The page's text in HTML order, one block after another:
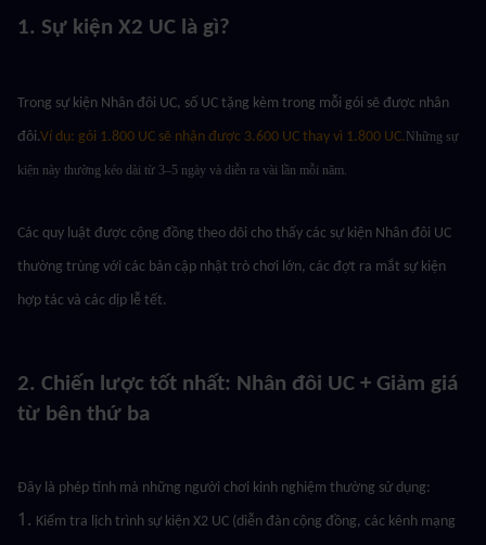
1. Sự kiện X2 UC là gì?
Trong sự kiện Nhân đôi UC, số UC tặng kèm trong mỗi gói sẽ được nhân
đôi.Ví dụ: gói 1.800 UC sẽ nhận được 3.600 UC thay vì 1.800 UC. Những sự
kiện này thường kéo dài từ 3–5 ngày và diễn ra vài lần mỗi năm.
Các quy luật được cộng đồng theo dõi cho thấy các sự kiện Nhân đôi UC
thường trùng với các bản cập nhật trò chơi lớn, các đợt ra mắt sự kiện
hợp tác và các dịp lễ tết.
2. Chiến lược tốt nhất: Nhân đôi UC + Giảm giá
từ bên thứ ba
Đây là phép tính mà những người chơi kinh nghiệm thường sử dụng:
1. Kiểm tra lịch trình sự kiện X2 UC (diễn đàn cộng đồng, các kênh mạng